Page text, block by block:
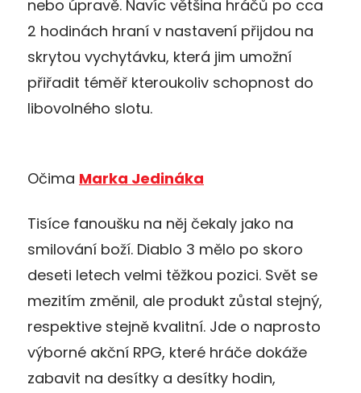
nebo úpravě. Navíc většina hráčů po cca
2 hodinách hraní v nastavení přijdou na
skrytou vychytávku, která jim umožní
přiřadit téměř kteroukoliv schopnost do
libovolného slotu.
Očima Marka Jedináka
Tisíce fanoušku na něj čekaly jako na
smilování boží. Diablo 3 mělo po skoro
deseti letech velmi těžkou pozici. Svět se
mezitím změnil, ale produkt zůstal stejný,
respektive stejně kvalitní. Jde o naprosto
výborné akční RPG, které hráče dokáže
zabavit na desítky a desítky hodin,